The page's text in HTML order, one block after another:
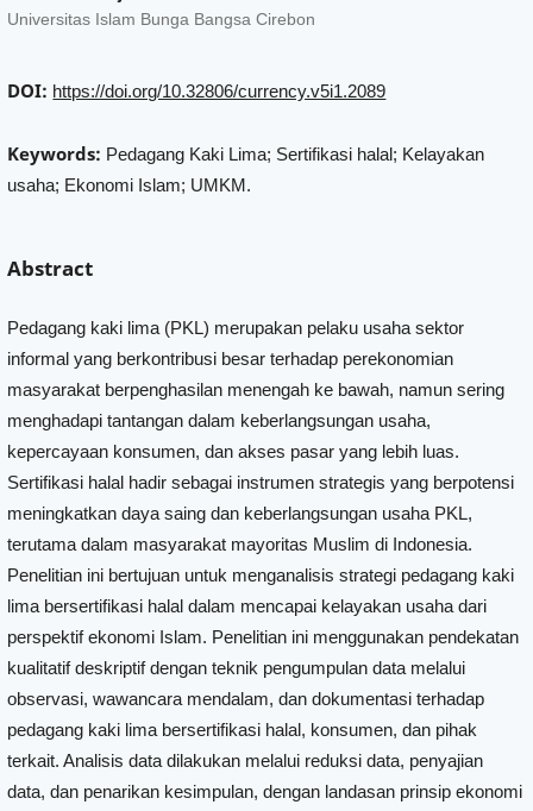
Universitas Islam Bunga Bangsa Cirebon
DOI: https://doi.org/10.32806/currency.v5i1.2089
Keywords: Pedagang Kaki Lima; Sertifikasi halal; Kelayakan
usaha; Ekonomi Islam; UMKM.
Abstract
Pedagang kaki lima (PKL) merupakan pelaku usaha sektor
informal yang berkontribusi besar terhadap perekonomian
masyarakat berpenghasilan menengah ke bawah, namun sering
menghadapi tantangan dalam keberlangsungan usaha,
kepercayaan konsumen, dan akses pasar yang lebih luas.
Sertifikasi halal hadir sebagai instrumen strategis yang berpotensi
meningkatkan daya saing dan keberlangsungan usaha PKL,
terutama dalam masyarakat mayoritas Muslim di Indonesia.
Penelitian ini bertujuan untuk menganalisis strategi pedagang kaki
lima bersertifikasi halal dalam mencapai kelayakan usaha dari
perspektif ekonomi Islam. Penelitian ini menggunakan pendekatan
kualitatif deskriptif dengan teknik pengumpulan data melalui
observasi, wawancara mendalam, dan dokumentasi terhadap
pedagang kaki lima bersertifikasi halal, konsumen, dan pihak
terkait. Analisis data dilakukan melalui reduksi data, penyajian
data, dan penarikan kesimpulan, dengan landasan prinsip ekonomi